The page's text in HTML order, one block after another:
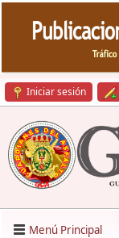
Iniciar sesión
Menú Principal